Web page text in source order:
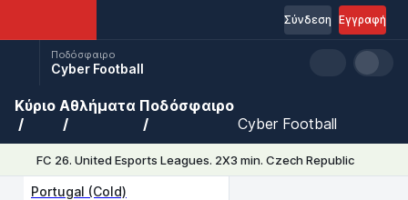
Εγγραφή
Σύνδεση
Ποδόσφαιρο
Cyber Football
Κύριο Αθλήματα Ποδόσφαιρο
Cyber Football
FC 26. United Esports Leagues. 2X3 min. Czech Republic
Portugal (Cold)